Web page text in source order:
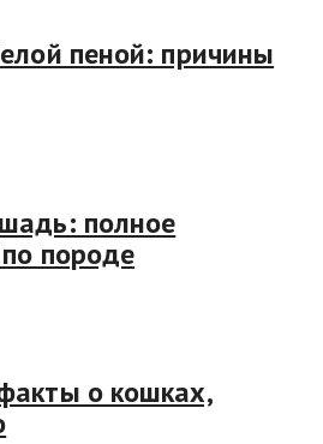
пеной: причины
полное
породе
о кошках,